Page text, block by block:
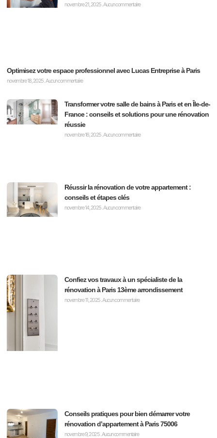
novembre 21, 2025Aucun commentaire
Optimisez votre espace professionnel avec Lucas Entreprise à Paris
novembre 18, 2025Aucun commentaire
Transformer votre salle de bains à Paris et en Île-de-
France : conseils et solutions pour une rénovation
réussie
novembre 16, 2025Aucun commentaire
Réussir la rénovation de votre appartement :
conseils et étapes clés
novembre 14, 2025Aucun commentaire
Confiez vos travaux à un spécialiste de la
rénovation à Paris 13ème arrondissement
novembre 11, 2025 Aucun commentaire
Conseils pratiques pour bien démarrer votre
rénovation d’appartement à Paris 75006
novembre 9, 2025Aucun commentaire